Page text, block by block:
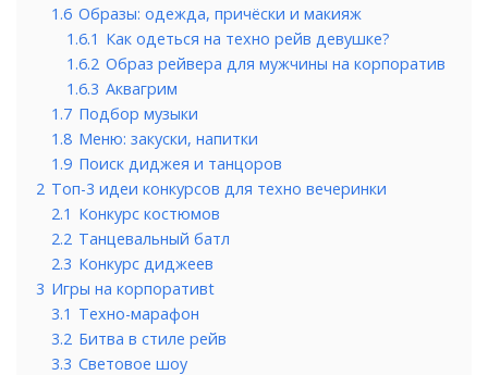
1.6 Образы: одежда, причёски и макияж
1.6.1 Как одеться на техно рейв девушке?
1.6.2 Образ рейвера для мужчины на корпоратив
1.6.3 Аквагрим
1.7 Подбор музыки
1.8 Меню: закуски, напитки
1.9 Поиск диджея и танцоров
2 Топ-3 идеи конкурсов для техно вечеринки
2.1 Конкурс костюмов
2.2 Танцевальный батл
2.3 Конкурс диджеев
3 Игры на корпоративt
3.1 Техно-марафон
3.2 Битва в стиле рейв
3.3 Световое шоу